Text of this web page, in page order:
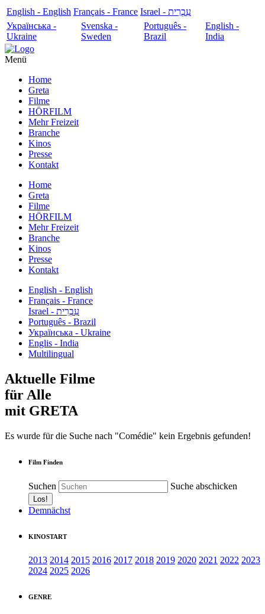
English - English Français - France
עִבְרִית - Israel
Українська -
Ukraine
Svenska -
Sweden
Português -
Brazil
English -
India
Menü
Home
Greta
Filme
HÖRFILM
Mehr Freizeit
Branche
Kinos
Presse
Kontakt
Home
Greta
Filme
HÖRFILM
Mehr Freizeit
Branche
Kinos
Presse
Kontakt
English - English
Français - France
עִבְרִית - Israel
Português - Brazil
Українська - Ukraine
Englis - India
Multilingual
Aktuelle Filme
für Alle
mit GRETA
Es wurde für die Suche nach "Comédie" kein Ergebnis gefunden!
Film Finden
Suchen Suche abschicken
Demnächst
KINOSTART
2013 2014 2015 2016 2017 2018 2019 2020 2021 2022 2023
2024 2025 2026
GENRE